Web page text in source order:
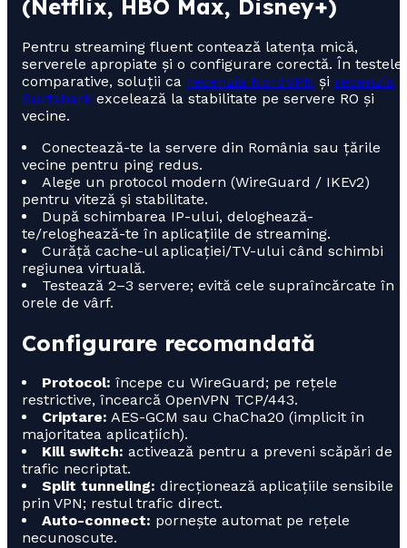
(Netflix, HBO Max, Disney+)
Pentru streaming fluent contează latența mică,
serverele apropiate și o configurare corectă. În testele
comparative, soluții ca recenzia NordVPN și recenzia
Surfshark excelează la stabilitate pe servere RO și
vecine.
Conectează-te la servere din România sau țările
vecine pentru ping redus.
Alege un protocol modern (WireGuard / IKEv2)
pentru viteză și stabilitate.
După schimbarea IP-ului, deloghează-
te/reloghează-te în aplicațiile de streaming.
Curăță cache-ul aplicației/TV-ului când schimbi
regiunea virtuală.
Testează 2–3 servere; evită cele supraîncărcate în
orele de vârf.
Configurare recomandată
Protocol: începe cu WireGuard; pe rețele
restrictive, încearcă OpenVPN TCP/443.
Criptare: AES-GCM sau ChaCha20 (implicit în
majoritatea aplicațiích).
Kill switch: activează pentru a preveni scăpări de
trafic necriptat.
Split tunneling: direcționează aplicațiile sensibile
prin VPN; restul trafic direct.
Auto-connect: pornește automat pe rețele
necunoscute.